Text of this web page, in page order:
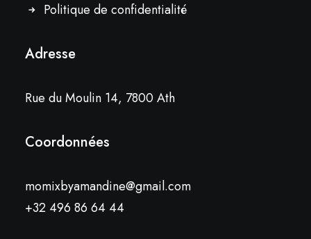
Politique de confidentialité
Adresse
Rue du Moulin 14, 7800 Ath
Coordonnées
momixbyamandine@gmail.com
+32 496 86 64 44